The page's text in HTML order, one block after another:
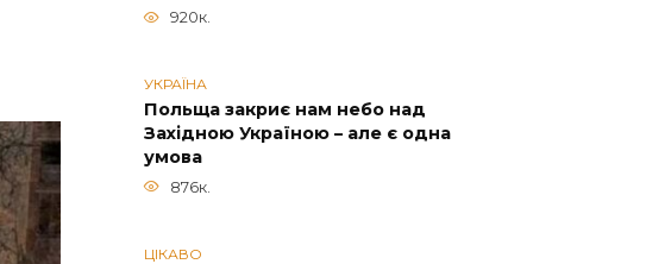
920к.
УКРАЇНА
Польща закриє нам небо над
Західною Україною – але є одна
умова
876к.
ЦІКАВО